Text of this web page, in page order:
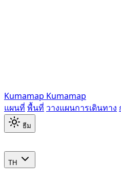
Kumamap Kumamap
แผนที่ พื้นที่ วางแผนการเดินทาง
ธีม
TH